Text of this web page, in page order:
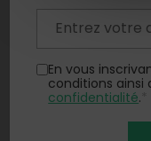
En vous
conditions ainsi
confidentialité.